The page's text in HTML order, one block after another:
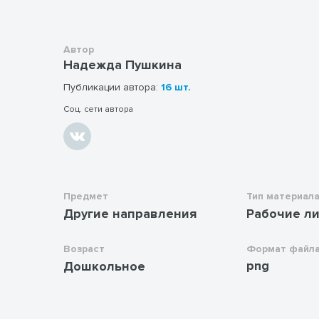
Автор
Надежда Пушкина
Публикации автора: 16 шт.
Соц. сети автора
Предмет
Другие направления
Возраст
Дошкольное
Тип материала
Рабочие
Формат файла
png